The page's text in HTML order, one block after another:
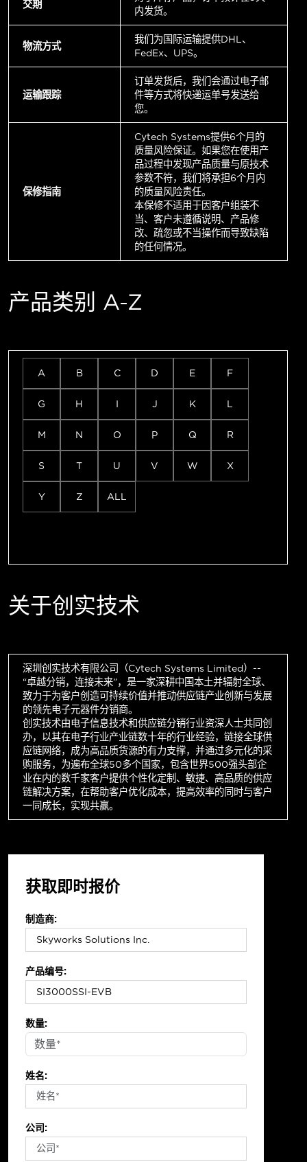
交期
内发货。
物流方式
我们为国际运输提供DHL、
FedEx、UPS。
运输跟踪
订单发货后，我们会通过电子邮
件等方式将快递运单号发送给
您。
保修指南
Cytech Systems提供6个月的
质量风险保证。如果您在使用产
品过程中发现产品质量与原技术
参数不符，我们将承担6个月内
的质量风险责任。
本保修不适用于因客户组装不
当、客户未遵循说明、产品修
改、疏忽或不当操作而导致缺陷
的任何情况。
产品类别 A-Z
A B C D E F
G H I J K L
M N O P Q R
S T U V W X
Y Z ALL
关于创实技术
深圳创实技术有限公司（Cytech Systems Limited）--
“卓越分销，连接未来”，是一家深耕中国本土并辐射全球、
致力于为客户创造可持续价值并推动供应链产业创新与发展
的领先电子元器件分销商。
创实技术由电子信息技术和供应链分销行业资深人士共同创
办，以其在电子行业产业链数十年的行业经验，链接全球供
应链网络，成为高品质货源的有力支撑，并通过多元化的采
购服务，为遍布全球50多个国家，包含世界500强头部企
业在内的数千家客户提供个性化定制、敏捷、高品质的供应
链解决方案，在帮助客户优化成本，提高效率的同时与客户
一同成长，实现共赢。
获取即时报价
制造商:
产品编号:
数量:
姓名:
公司: